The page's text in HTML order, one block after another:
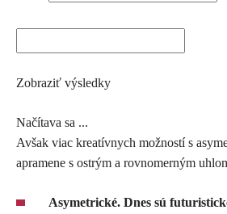
Zobraziť výsledky
Načítava sa ...
Avšak viac kreatívnych možností s
apramene s ostrým a rovnomerným
Asymetrické. Dnes sú